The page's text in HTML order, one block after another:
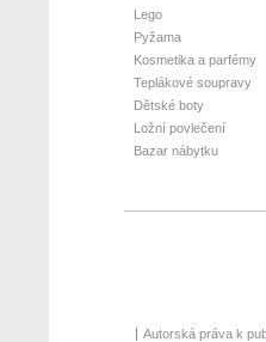
Lego
Pyžama
Kosmetika a parfémy
Teplákové soupravy
Dětské boty
Ložní povlečení
Bazar nábytku
Autorská práva k